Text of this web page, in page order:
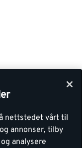
nettstedet vårt til
annonser, tilby
analysere